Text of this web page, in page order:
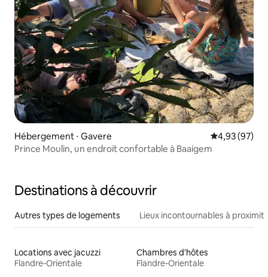
Hébergement ⋅ Gavere Évaluation
4,93 (97)
Prince Moulin, un endroit confortable à Baaigem
Destinations à découvrir
Autres types de logements Lieux incontournables à
Locations avec jacuzzi
Flandre-Orientale
Chambres d'hôtes
Flandre-Orientale